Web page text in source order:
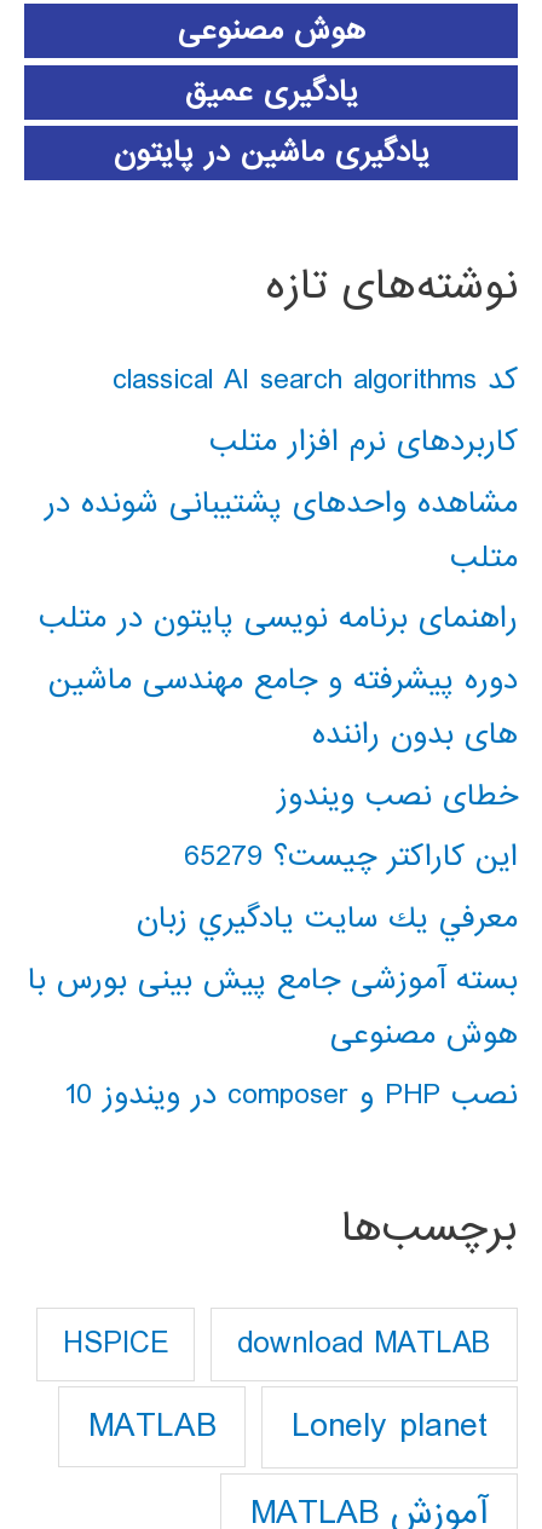
هوش مصنوعی
یادگیری عمیق
یادگیری ماشین در پایتون
نوشته‌های تازه
کد classical AI search algorithms
کاربردهای نرم افزار متلب
مشاهده واحدهای پشتیبانی شونده در
متلب
راهنمای برنامه نویسی پایتون در متلب
دوره پیشرفته و جامع مهندسی ماشین
های بدون راننده
خطای نصب ویندوز
این کاراکتر چیست؟ 65279
معرفي يك سايت يادگيري زبان
بسته آموزشی جامع پیش بینی بورس با
هوش مصنوعی
نصب PHP و composer در ویندوز 10
برچسب‌ها
download MATLAB
HSPICE
Lonely planet
MATLAB
آموزش MATLAB